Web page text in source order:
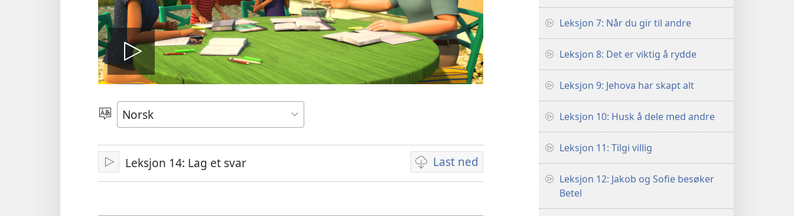
Spill
video
Velg
språk
Spill
av
Leksjon 14: Lag et svar Last ned
Nedlastingsalternativer
for
Leksjon 7: Når du gir til andre
Leksjon 8: Det er viktig å rydde
Leksjon 9: Jehova har skapt alt
Leksjon 10: Husk å dele med andre
Leksjon 11: Tilgi villig
Leksjon 12: Jakob og Sofie besøker
Betel